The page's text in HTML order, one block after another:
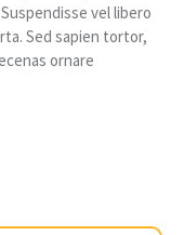
vel libero
Sed sapien tortor,
ornare